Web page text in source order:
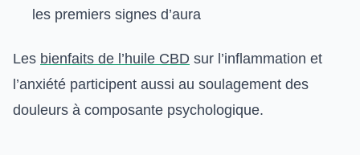
les premiers signes d’aura
Les bienfaits de l’huile CBD sur l’inflammation et
l’anxiété participent aussi au soulagement des
douleurs à composante psychologique.